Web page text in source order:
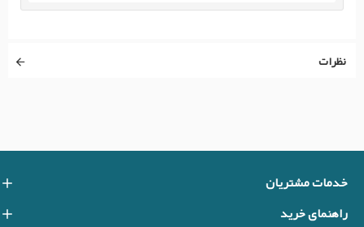
نظرات
خدمات مشتریان
راهنمای خرید